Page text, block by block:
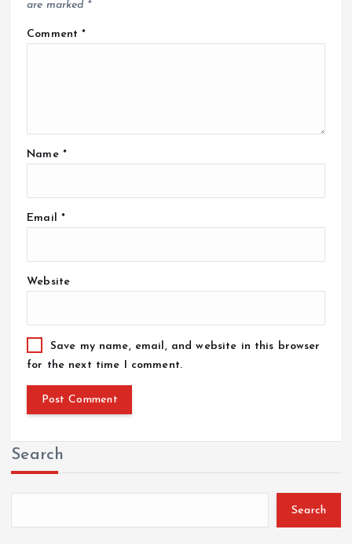
are marked *
Comment*
Name *
Email *
Website
Save my name, email, and website in this browser
for the next time I comment.
Search
Search